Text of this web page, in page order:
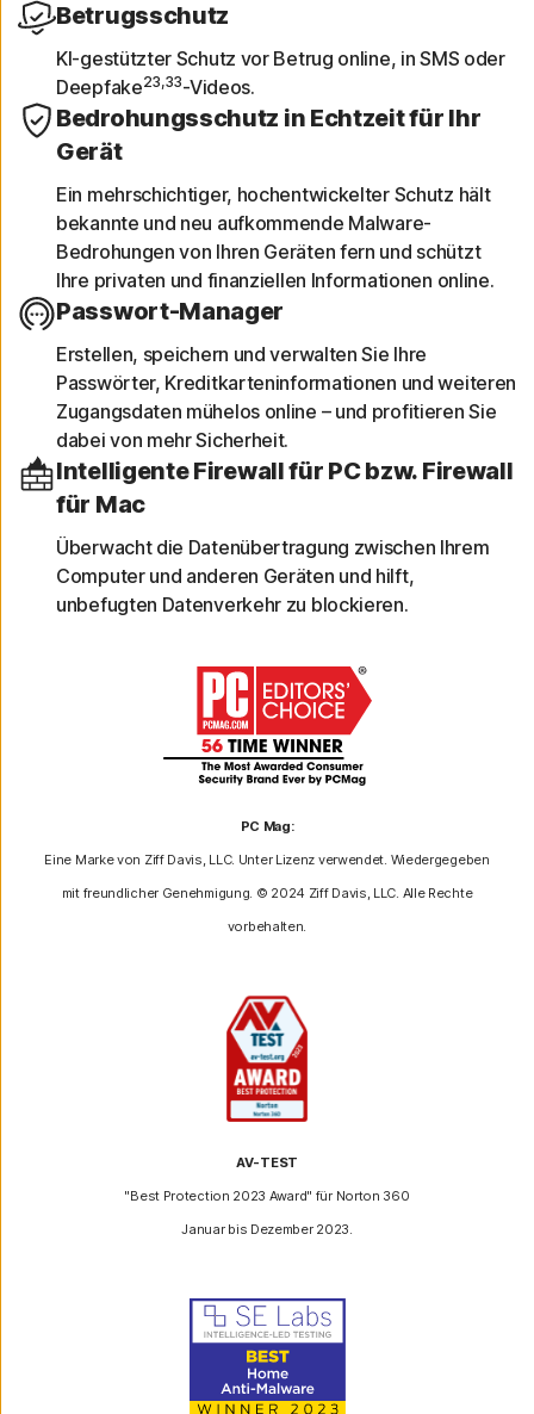
Betrugsschutz
KI-gestützter Schutz vor Betrug online, in SMS oder
Deepfake23,33-Videos.
Bedrohungsschutz in Echtzeit für Ihr
Gerät
Ein mehrschichtiger, hochentwickelter Schutz hält
bekannte und neu aufkommende Malware-
Bedrohungen von Ihren Geräten fern und schützt
Ihre privaten und finanziellen Informationen online.
Passwort-Manager
Erstellen, speichern und verwalten Sie Ihre
Passwörter, Kreditkarteninformationen und weiteren
Zugangsdaten mühelos online – und profitieren Sie
dabei von mehr Sicherheit.
Intelligente Firewall für PC bzw. Firewall
für Mac
Überwacht die Datenübertragung zwischen Ihrem
Computer und anderen Geräten und hilft,
unbefugten Datenverkehr zu blockieren.
PC Mag:
Eine Marke von Ziff Davis, LLC. Unter Lizenz verwendet. Wiedergegeben
mit freundlicher Genehmigung. © 2024 Ziff Davis, LLC. Alle Rechte
vorbehalten.
AV-TEST
"Best Protection 2023 Award" für Norton 360
Januar bis Dezember 2023.